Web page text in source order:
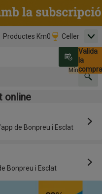
Productes Km0 Celler
Tria data
Valida
la
compra
0,00 €
Mínim:
online
de Bonpreu i Esclat
Bonpreu i Esclat